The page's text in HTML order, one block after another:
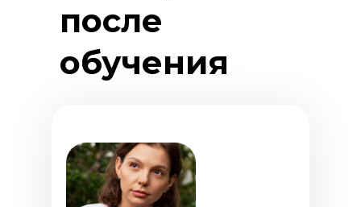
после
обучения